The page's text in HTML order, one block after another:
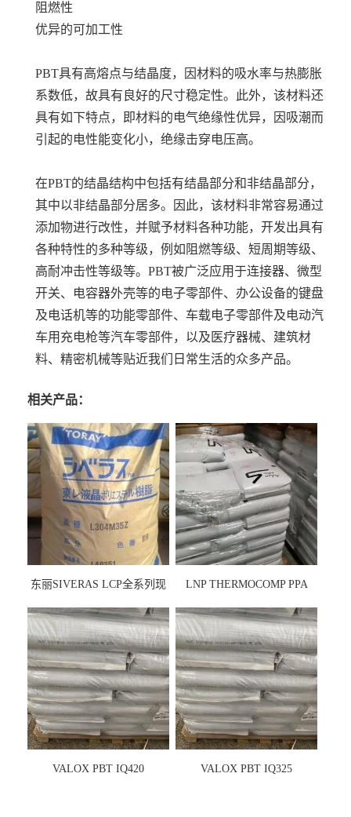
阻燃性
优异的可加工性
PBT具有高熔点与结晶度，因材料的吸水率与热膨胀
系数低，故具有良好的尺寸稳定性。此外，该材料还
具有如下特点，即材料的电气绝缘性优异，因吸潮而
引起的电性能变化小，绝缘击穿电压高。
在PBT的结晶结构中包括有结晶部分和非结晶部分，
其中以非结晶部分居多。因此，该材料非常容易通过
添加物进行改性，并赋予材料各种功能，开发出具有
各种特性的多种等级，例如阻燃等级、短周期等级、
高耐冲击性等级等。PBT被广泛应用于连接器、微型
开关、电容器外壳等的电子零部件、办公设备的键盘
及电话机等的功能零部件、车载电子零部件及电动汽
车用充电枪等汽车零部件，以及医疗器械、建筑材
料、精密机械等贴近我们日常生活的众多产品。
相关产品：
东丽SIVERAS LCP全系列现
LNP THERMOCOMP PPA
VALOX PBT IQ420 VALOX PBT IQ325